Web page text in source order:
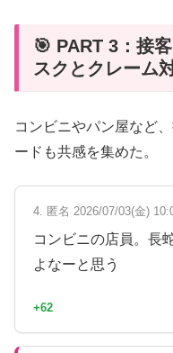
🎯 PART 3：接
スクとクレーム
コンビニやパン屋など
ードも共感を集めた。
4. 匿名 2026/07/03(金)
コンビニの店員。長
よなーと思う
+62